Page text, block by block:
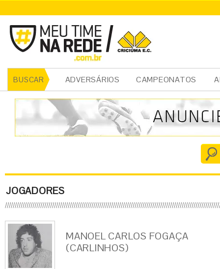
BUSCAR ADVERSÁRIOS CAMPEONATOS
JOGADORES
MANOEL CARLOS FOGAÇA
(CARLINHOS)